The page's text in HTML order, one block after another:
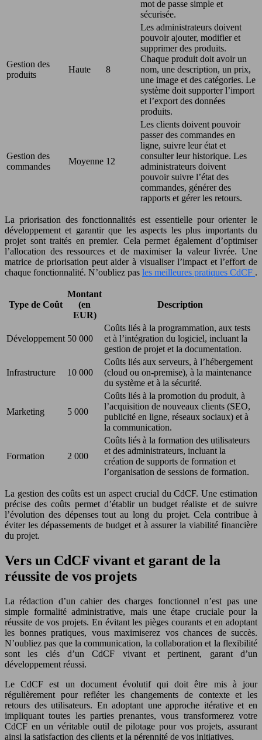
mot de passe simple et
sécurisée.
Gestion des
produits
Haute 8
Les administrateurs doivent
pouvoir ajouter, modifier et
supprimer des produits.
Chaque produit doit avoir un
nom, une description, un prix,
une image et des catégories. Le
système doit supporter l’import
et l’export des données
produits.
Gestion des
commandes
Moyenne 12
Les clients doivent pouvoir
passer des commandes en
ligne, suivre leur état et
consulter leur historique. Les
administrateurs doivent
pouvoir suivre l’état des
commandes, générer des
rapports et gérer les retours.
La priorisation des fonctionnalités est essentielle pour orienter le
développement et garantir que les aspects les plus importants du
projet sont traités en premier. Cela permet également d’optimiser
l’allocation des ressources et de maximiser la valeur livrée. Une
matrice de priorisation peut aider à visualiser l’impact et l’effort de
chaque fonctionnalité. N’oubliez pas les meilleures pratiques CdCF .
Type de Coût
Montant
(en
EUR)
Description
Développement 50 000
Coûts liés à la programmation, aux tests
et à l’intégration du logiciel, incluant la
gestion de projet et la documentation.
Infrastructure 10 000
Coûts liés aux serveurs, à l’hébergement
(cloud ou on-premise), à la maintenance
du système et à la sécurité.
Marketing 5 000
Coûts liés à la promotion du produit, à
l’acquisition de nouveaux clients (SEO,
publicité en ligne, réseaux sociaux) et à
la communication.
Formation 2 000
Coûts liés à la formation des utilisateurs
et des administrateurs, incluant la
création de supports de formation et
l’organisation de sessions de formation.
La gestion des coûts est un aspect crucial du CdCF. Une estimation
précise des coûts permet d’établir un budget réaliste et de suivre
l’évolution des dépenses tout au long du projet. Cela contribue à
éviter les dépassements de budget et à assurer la viabilité financière
du projet.
Vers un CdCF vivant et garant de la
réussite de vos projets
La rédaction d’un cahier des charges fonctionnel n’est pas une
simple formalité administrative, mais une étape cruciale pour la
réussite de vos projets. En évitant les pièges courants et en adoptant
les bonnes pratiques, vous maximiserez vos chances de succès.
N’oubliez pas que la communication, la collaboration et la flexibilité
sont les clés d’un CdCF vivant et pertinent, garant d’un
développement réussi.
Le CdCF est un document évolutif qui doit être mis à jour
régulièrement pour refléter les changements de contexte et les
retours des utilisateurs. En adoptant une approche itérative et en
impliquant toutes les parties prenantes, vous transformerez votre
CdCF en un véritable outil de pilotage pour vos projets, assurant
ainsi la satisfaction des clients et la pérennité de vos initiatives.